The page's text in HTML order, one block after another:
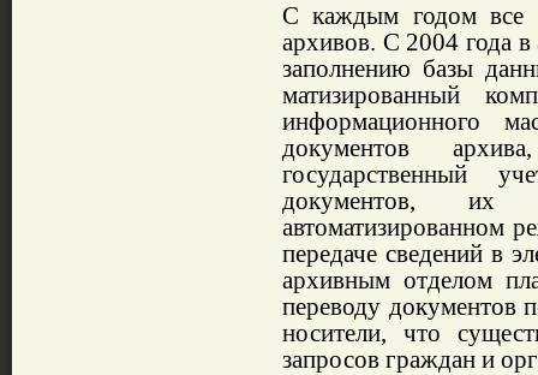
С каждым годом все
архивов. С 2004 года в
запол­нению базы
матизированный
информационно­го
документов
государственный
документов, их
автоматизированном
передаче сведений в
архивным отделом
переводу докумен­тов
носители, что
запро­сов граждан и